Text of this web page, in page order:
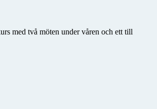
med två möten under våren och ett till